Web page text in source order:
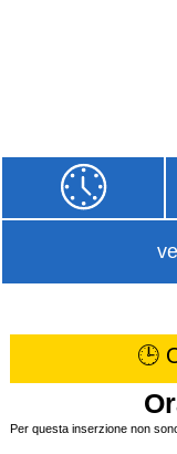
🕒
Per questa inserzione non